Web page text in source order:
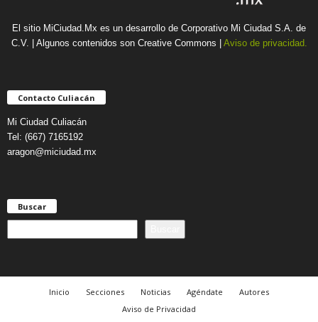
El sitio MiCiudad.Mx es un desarrollo de Corporativo Mi Ciudad S.A. de
C.V. | Algunos contenidos son Creative Commons | Aviso de privacidad.
Contacto Culiacán
Mi Ciudad Culiacán
Tel: (667) 7165192
aragon@miciudad.mx
Buscar
u
Inicio Secciones Noticias Agéndate
Autores
Aviso de Privacidad